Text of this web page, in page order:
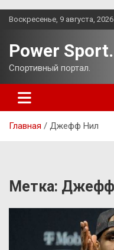
Перейти
Воскресенье, 9 августа, 2026
Power Sport.
Спортивный портал.
Главная Джефф Нил
Метка: